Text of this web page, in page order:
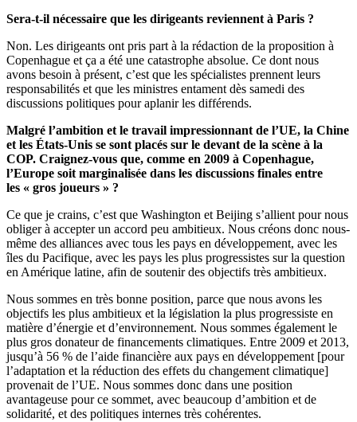
Sera-t-il nécessaire que les dirigeants reviennent à Paris ?
Non. Les dirigeants ont pris part à la rédaction de la proposition à
Copenhague et ça a été une catastrophe absolue. Ce dont nous
avons besoin à présent, c’est que les spécialistes prennent leurs
responsabilités et que les ministres entament dès samedi des
discussions politiques pour aplanir les différends.
Malgré l’ambition et le travail impressionnant de l’UE, la Chine
et les États-Unis se sont placés sur le devant de la scène à la
COP. Craignez-vous que, comme en 2009 à Copenhague,
l’Europe soit marginalisée dans les discussions finales entre
les « gros joueurs » ?
Ce que je crains, c’est que Washington et Beijing s’allient pour nous
obliger à accepter un accord peu ambitieux. Nous créons donc nous-
même des alliances avec tous les pays en développement, avec les
îles du Pacifique, avec les pays les plus progressistes sur la question
en Amérique latine, afin de soutenir des objectifs très ambitieux.
Nous sommes en très bonne position, parce que nous avons les
objectifs les plus ambitieux et la législation la plus progressiste en
matière d’énergie et d’environnement. Nous sommes également le
plus gros donateur de financements climatiques. Entre 2009 et 2013,
jusqu’à 56 % de l’aide financière aux pays en développement [pour
l’adaptation et la réduction des effets du changement climatique]
provenait de l’UE. Nous sommes donc dans une position
avantageuse pour ce sommet, avec beaucoup d’ambition et de
solidarité, et des politiques internes très cohérentes.